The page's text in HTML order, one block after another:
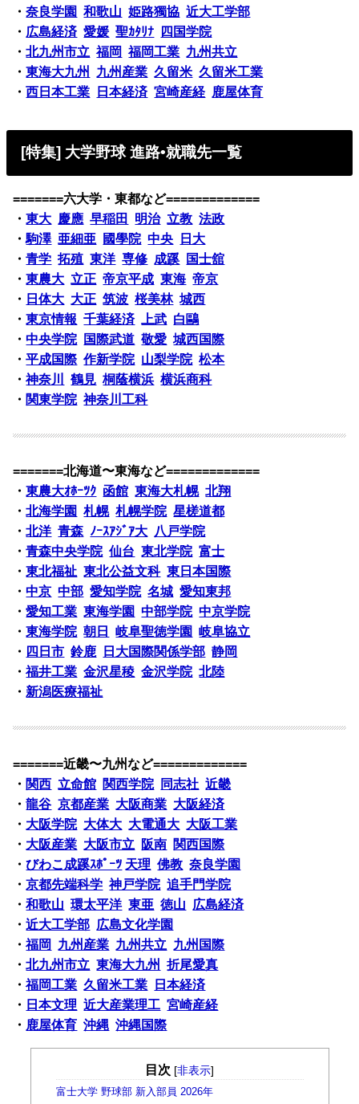
・奈良学園 和歌山 姫路獨協 近大工学部
・ 広島経済 愛媛 聖ｶﾀﾘﾅ
四国学院
・北九州市立 福岡 福岡工業 九州共立
・東海大九州 九州産業 久留米 久留米工業
・西日本工業 日本経済 宮崎産経 鹿屋体育
[特集] 大学野球 進路•就職先一覧
=======六大学・東都など=============
・東大 慶應 早稲田 明治 立教 法政
・駒澤 亜細亜 國學院 中央
日大
・青学 拓殖 東洋 専修 成蹊
国士舘
・東農大 立正 帝京平成 東海 帝京
・ 日体大 大正 筑波 桜美林 城西
・東京情報 千葉経済 上武 白鷗
・中央学院 国際武道 敬愛 城西国際
・平成国際 作新学院 山梨学院 松本
・神奈川 鶴見 桐蔭横浜 横浜商科
・ 関東学院 神奈川工科
=======北海道〜東海など=============
・東農大ｵﾎｰﾂｸ 函館 東海大札幌 北翔
・北海学園 札幌 札幌学院 星槎道都
・北洋 青森 ﾉｰｽｱｼﾞｱ大 八戸学院
・青森中央学院 仙台 東北学院 富士
・東北福祉 東北公益文科 東日本国際
・中京 中部 愛知学院 名城 愛知東邦
・愛知工業 東海学園 中部学院 中京学院
・東海学院 朝日 岐阜聖徳学園
岐阜協立
・ 四日市 鈴鹿 日大国際関係学部 静岡
・福井工業 金沢星稜 金沢学院 北陸
・ 新潟医療福祉
=======近畿〜九州など=============
・ 関西 立命館 関西学院 同志社 近畿
・龍谷 京都産業 大阪商業 大阪経済
・ 大阪学院 大体大 大電通大 大阪工業
・ 大阪産業 大阪市立 阪南 関西国際
・びわこ成蹊ｽﾎﾟｰﾂ 天理 佛教 奈良学園
・京都先端科学 神戸学院 追手門学院
・和歌山 環太平洋 東亜 徳山 広島経済
・近大工学部 広島文化学園
・福岡 九州産業 九州共立 九州国際
・北九州市立 東海大九州
折尾愛真
・福岡工業 久留米工業
日本経済
・ 日本文理 近大産業理工 宮崎産経
・ 鹿屋体育 沖縄 沖縄国際
目次 [非表示]
富士大学 野球部 新入部員 2026年